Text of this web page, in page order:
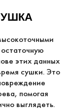
этих данных
сушки. Это
помогая
выглядеть.